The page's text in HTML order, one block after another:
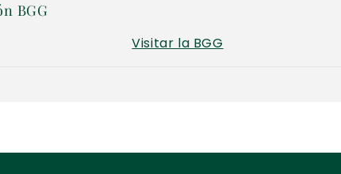
BGG
Visitar la BGG